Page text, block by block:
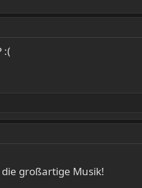
:(
großartige Musik!